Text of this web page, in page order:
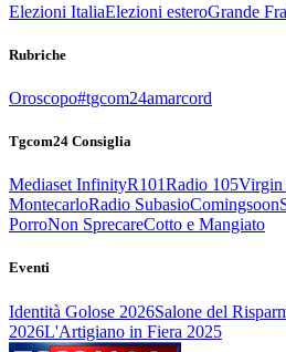
Elezioni ItaliaElezioni esteroGrande
Rubriche
Oroscopo#tgcom24amarcord
Tgcom24 Consiglia
Mediaset InfinityR101Radio 105Virgin
MontecarloRadio SubasioComingsoon
PorroNon SprecareCotto e Mangiato
Eventi
Identità Golose 2026Salone del
2026L'Artigiano in Fiera 2025